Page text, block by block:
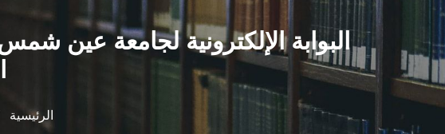
الرئيسية